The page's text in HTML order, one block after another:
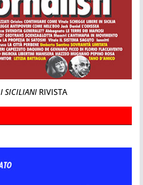
I SICILIANI RIVISTA